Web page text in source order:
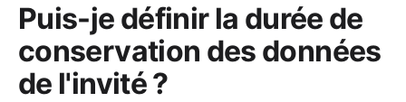
Puis-je définir la durée de
conservation des données
de l'invité ?